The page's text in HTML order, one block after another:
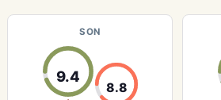
SON
9.4
8.8